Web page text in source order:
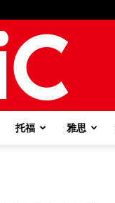
托福 雅思